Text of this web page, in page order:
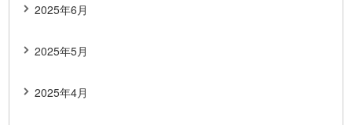
2025年6月
2025年5月
2025年4月